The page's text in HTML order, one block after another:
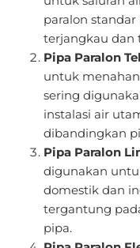
paralon
terjangkau dan
Pipa Paralon
untuk
sering
instalasi air
dibandingkan
Pipa Paralon
digunakan
domestik dan
tergantung
pipa.